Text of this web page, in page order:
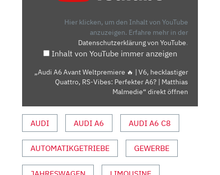
HECKLASTIGER
QUATTRO,
A6?
MATTHIAS
MALMEDIE“
Hier klicken, um den Inhalt von YouTube
anzuzeigen. Erfahre mehr in der
Datenschutzerklärung von YouTube.
Inhalt von YouTube immer anzeigen
„Audi A6 Avant Weltpremiere 🔥 | V6, hecklastiger
Quattro, RS-Vibes: Perfekter A6? | Matthias
Malmedie“ direkt öffnen
AUDI AUDI A6 AUDI A6 C8
AUTOMATIKGETRIEBE GEWERBE